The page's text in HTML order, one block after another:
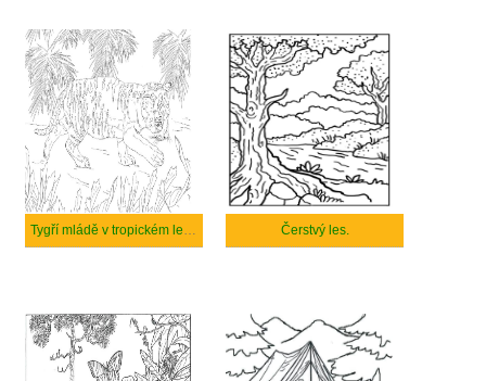
Tygří mládě v tropickém lese. Čerstvý les.